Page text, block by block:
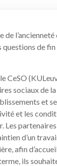
de
questions de
CeSO
sociaux de
et
et les
Les
d’un
afin
ils